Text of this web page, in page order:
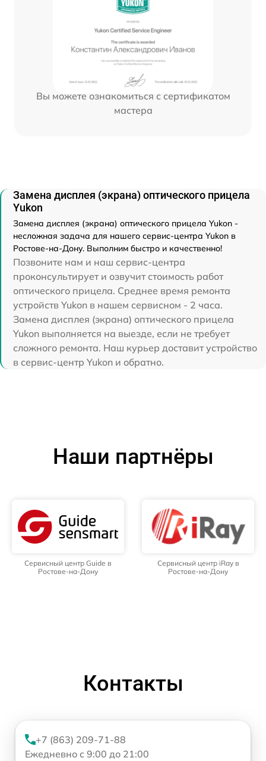
Вы можете ознакомиться с сертификатом
мастера
Замена дисплея (экрана) оптического прицела
Yukon
Замена дисплея (экрана) оптического прицела Yukon -
несложная задача для нашего сервис-центра Yukon в
Ростове-на-Дону. Выполним быстро и качественно!
Позвоните нам и наш сервис-центра
проконсультирует и озвучит стоимость работ
оптического прицела. Среднее время ремонта
устройств Yukon в нашем сервисном - 2 часа.
Замена дисплея (экрана) оптического прицела
Yukon выполняется на выезде, если не требует
сложного ремонта. Наш курьер доставит устройство
в сервис-центр Yukon и обратно.
Наши партнёры
Сервисный центр Guide в
Ростове-на-Дону
Сервисный центр iRay в
Ростове-на-Дону
Контакты
+7 (863) 209-71-88
Ежедневно с 9:00 до 21:00